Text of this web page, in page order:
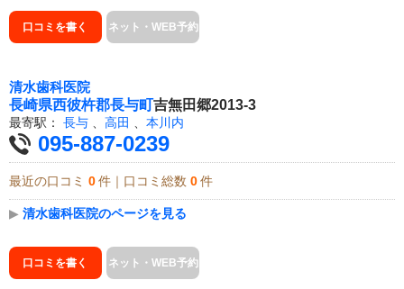
口コミを書く ネット・WEB予約
清水歯科医院
長崎県西彼杵郡長与町吉無田郷2013-3
最寄駅： 長与 、 高田 、 本川内
095-887-0239
最近の口コミ 0 件｜口コミ総数 0 件
▶ 清水歯科医院のページを見る
口コミを書く ネット・WEB予約